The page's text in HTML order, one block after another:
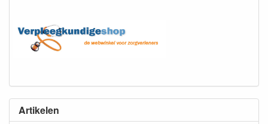
Artikelen